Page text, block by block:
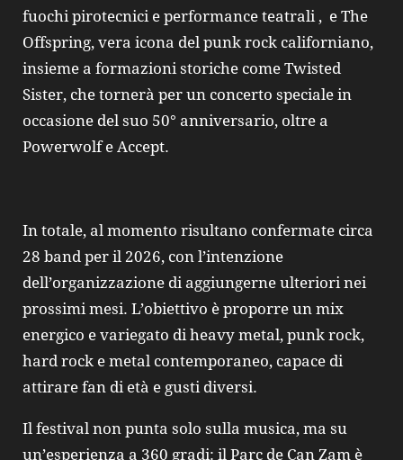
fuochi pirotecnici e performance teatrali , e The
Offspring, vera icona del punk rock californiano,
insieme a formazioni storiche come Twisted
Sister, che tornerà per un concerto speciale in
occasione del suo 50° anniversario, oltre a
Powerwolf e Accept.
In totale, al momento risultano confermate circa
28 band per il 2026, con l’intenzione
dell’organizzazione di aggiungerne ulteriori nei
prossimi mesi. L’obiettivo è proporre un mix
energico e variegato di heavy metal, punk rock,
hard rock e metal contemporaneo, capace di
attirare fan di età e gusti diversi.
Il festival non punta solo sulla musica, ma su
un’esperienza a 360 gradi: il Parc de Can Zam è